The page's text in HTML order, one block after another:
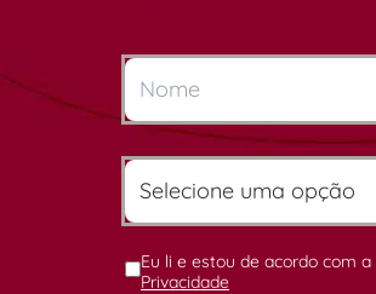
Eu li e estou de acordo com a
Privacidade